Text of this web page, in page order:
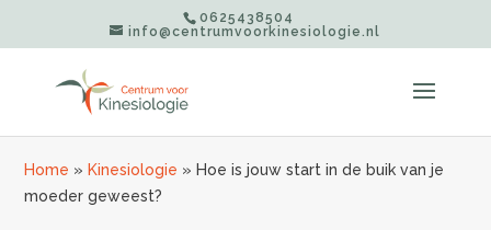
0625438504
info@centrumvoorkinesiologie.nl
Home » Kinesiologie » Hoe is jouw start in de buik van je
moeder geweest?